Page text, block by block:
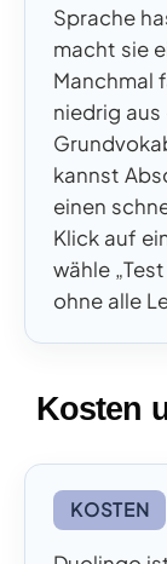
Sprache
macht sie
Manchmal
niedrig
kannst
einen
Klick auf
wähle
ohne alle
Kosten
KOSTEN